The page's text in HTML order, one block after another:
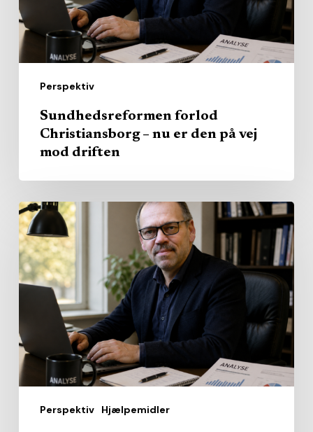
Perspektiv
den
på
vej
driften
Sundhedsreformen forlod
Christiansborg – nu er den på vej
mod driften
Perspektiv Hjælpemidler
Alle
vil
stoppe
patienterne
kastebold
–
men
ingen
implementeringen